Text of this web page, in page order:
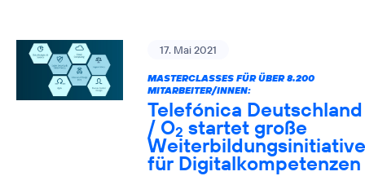
17. Mai 2021
MASTERCLASSES FÜR ÜBER 8.200
MITARBEITER/INNEN:
Telefónica Deutschland
/ O2 startet große
Weiterbildungsinitiative
für Digitalkompetenzen